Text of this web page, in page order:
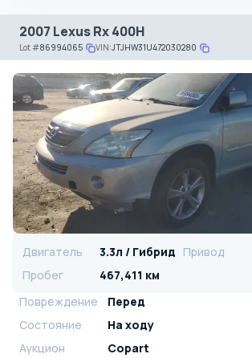
2007 Lexus Rx 400H
Lot#86994065 VIN:JTJHW31U472030280
Двигатель 3.3л / Гибрид Привод
Пробег
467,411 км
Повреждение
Перед
Состояние
На ходу
Аукцион
Copart